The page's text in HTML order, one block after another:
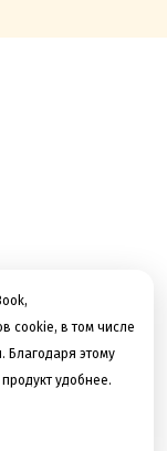
cookie, в том числе
Благодаря этому
удобнее.